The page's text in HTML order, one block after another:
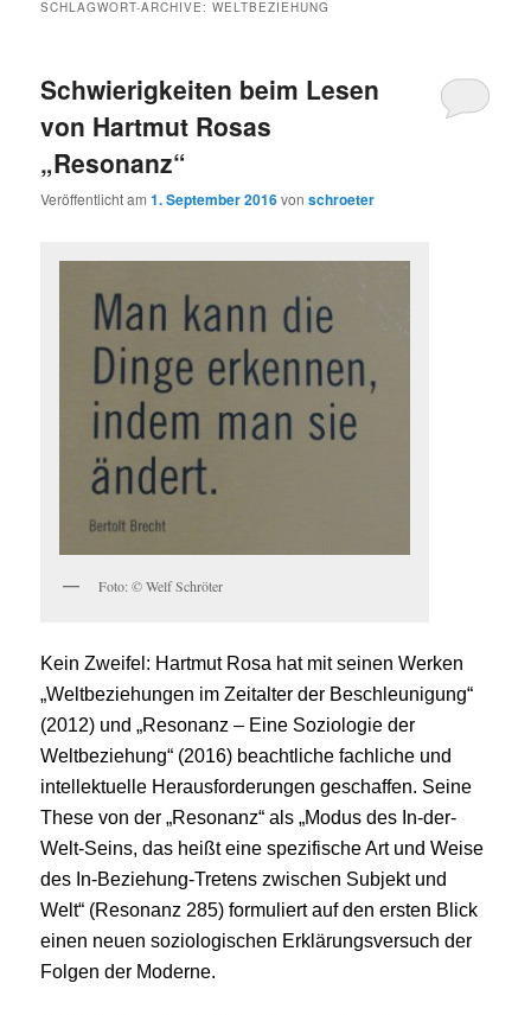
SCHLAGWORT-ARCHIVE:WELTBEZIEHUNG
Schwierigkeiten beim Lesen
von Hartmut Rosas
„Resonanz“
Veröffentlicht am1. September 2016vonschroeter
Foto: © Welf Schröter
Kein Zweifel: Hartmut Rosa hat mit seinen Werken
„Weltbeziehungen im Zeitalter der Beschleunigung“
(2012) und „Resonanz – Eine Soziologie der
Weltbeziehung“ (2016) beachtliche fachliche und
intellektuelle Herausforderungen geschaffen. Seine
These von der „Resonanz“ als „Modus des In-der-
Welt-Seins, das heißt eine spezifische Art und Weise
des In-Beziehung-Tretens zwischen Subjekt und
Welt“ (Resonanz 285) formuliert auf den ersten Blick
einen neuen soziologischen Erklärungsversuch der
Folgen der Moderne.